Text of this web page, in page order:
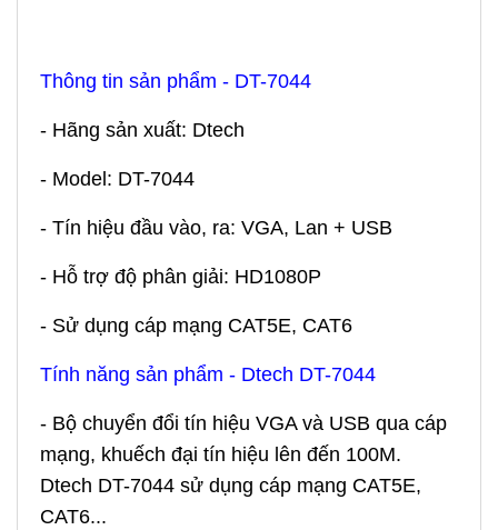
Thông tin sản phẩm - DT-7044
- Hãng sản xuất: Dtech
- Model: DT-7044
- Tín hiệu đầu vào, ra: VGA, Lan + USB
- Hỗ trợ độ phân giải: HD1080P
- Sử dụng cáp mạng CAT5E, CAT6
Tính năng sản phẩm - Dtech DT-7044
- Bộ chuyển đổi tín hiệu VGA và USB qua cáp
mạng, khuếch đại tín hiệu lên đến 100M.
Dtech DT-7044 sử dụng cáp mạng CAT5E,
CAT6...